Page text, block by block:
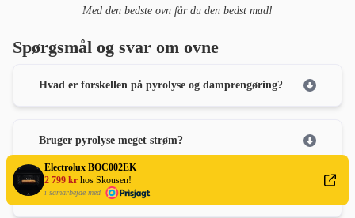
Electrolux BOC002EK
2 799 kr hos Skousen!
i samarbejde med
Med den bedste ovn får du den bedst mad!
Spørgsmål og svar om ovne
Hvad er forskellen på pyrolyse og damprengøring?
Bruger pyrolyse meget strøm?
Hvor lang tid tager en pyrolyserensning?